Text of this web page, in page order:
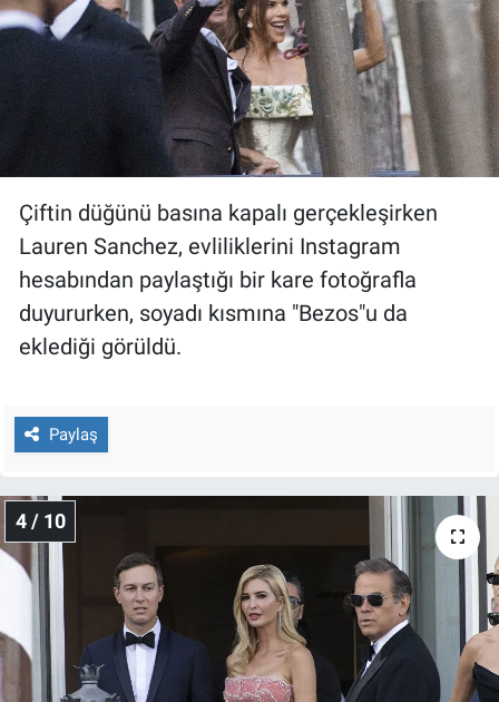
Çiftin düğünü basına kapalı gerçekleşirken
Lauren Sanchez, evliliklerini Instagram
hesabından paylaştığı bir kare fotoğrafla
duyururken, soyadı kısmına "Bezos"u da
eklediği görüldü.
Paylaş
4 / 10